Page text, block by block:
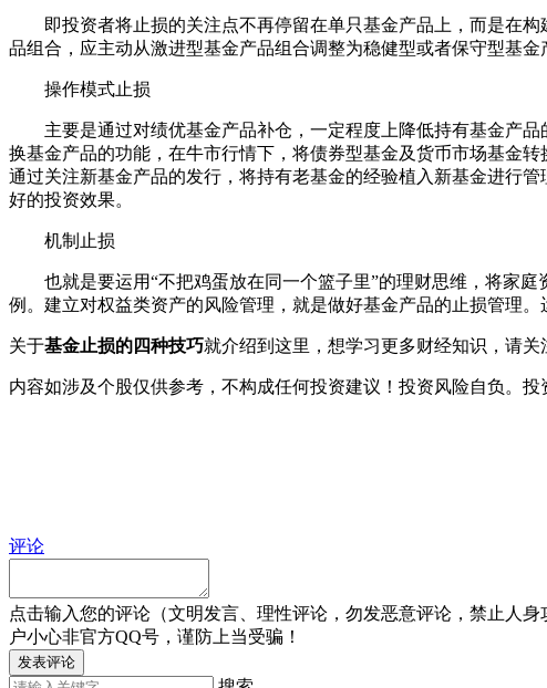
即投资者将止损的关注点不再停留在单只基金产品上，而是在构
品组合，应主动从激进型基金产品组合调整为稳健型或者保守型基金
操作模式止损
主要是通过对绩优基金产品补仓，一定程度上降低持有基金产品
换基金产品的功能，在牛市行情下，将债券型基金及货币市场基金
通过关注新基金产品的发行，将持有老基金的经验植入新基金进行
好的投资效果。
机制止损
也就是要运用“不把鸡蛋放在同一个篮子里”的理财思维，将家庭
例。建立对权益类资产的风险管理，就是做好基金产品的止损管理
关于基金止损的四种技巧就介绍到这里，想学习更多财经知识，请关
内容如涉及个股仅供参考，不构成任何投资建议！投资风险自负。投
评论
点击输入您的评论（文明发言、理性评论，勿发恶意评论，禁止人身
户小心非官方QQ号，谨防上当受骗！
发表评论